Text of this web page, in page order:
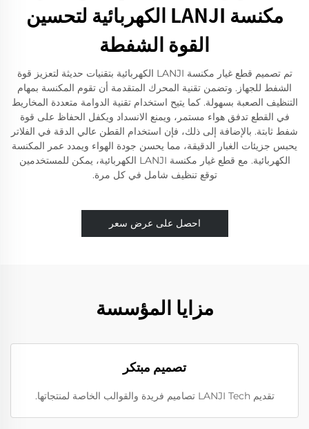
مكنسة LANJI الكهربائية لتحسين
القوة الشفطة
تم تصميم قطع غيار مكنسة LANJI الكهربائية بتقنيات حديثة لتعزيز قوة
الشفط للجهاز. وتضمن تقنية المحرك المتقدمة أن تقوم المكنسة بمهام
التنظيف الصعبة بسهولة. كما يتيح استخدام تقنية الدوامة متعددة المخاريط
في القطع تدفق هواء مستمر، ويمنع الانسداد ويكفل الحفاظ على قوة
شفط ثابتة. بالإضافة إلى ذلك، فإن استخدام القطن عالي الدقة في الفلاتر
يحبس جزيئات الغبار الدقيقة، مما يحسن جودة الهواء ويمدد عمر المكنسة
الكهربائية. مع قطع غيار مكنسة LANJI الكهربائية، يمكن للمستخدمين
توقع تنظيف شامل في كل مرة.
احصل على عرض سعر
مزايا المؤسسة
تصميم مبتكر
تقديم LANJI Tech تصاميم فريدة والقوالب الخاصة لمنتجاتها.